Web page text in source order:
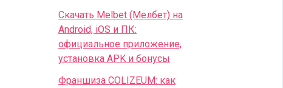
Скачать Melbet (Мелбет) на
Android, iOS и ПК:
официальное приложение,
установка APK и бонусы
Франшиза COLIZEUM: как